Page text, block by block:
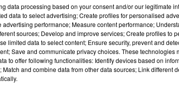
& Dr. Yaro - Les
Kore & Zamdane -
Dalí
data processing based on your consent and/or our legitimate
data to select advertising; Create profiles for personalised
performance; Measure content performance;
sources; Develop and improve services; Create profiles to
limited data to select content; Ensure security, prevent and
Save and communicate privacy choices. These technologies
to offer following functionalities: Identify devices based on
and combine data from other data sources; Link different